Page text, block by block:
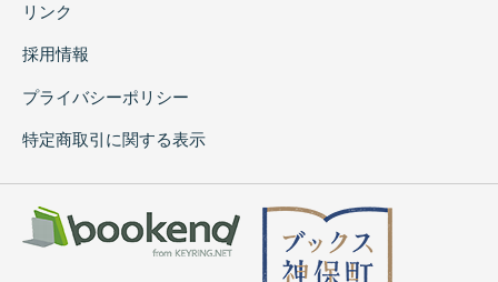
リンク
採用情報
プライバシーポリシー
特定商取引に関する表示